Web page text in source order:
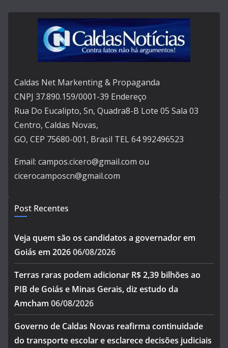
Caldas Net Markenting & Propaganda
CNPJ 37.890.159/0001-39 Endereço
Rua Do Eucalipto, Sn, Quadra8-B Lote 05 Sala 03
Centro, Caldas Novas,
GO, CEP 75680-001, Brasil TEL 64 992496523
Email: campos.cicero@gmail.com ou
cicerocamposcn@gmail.com
Post Recentes
Veja quem são os candidatos a governador em
Goiás em 202606/08/2026
Terras raras podem adicionar R$ 2,39 bilhões ao
PIB de Goiás e Minas Gerais, diz estudo da
Amcham 06/08/2026
Governo de Caldas Novas reafirma continuidade
do transporte escolar e esclarece decisões judiciais